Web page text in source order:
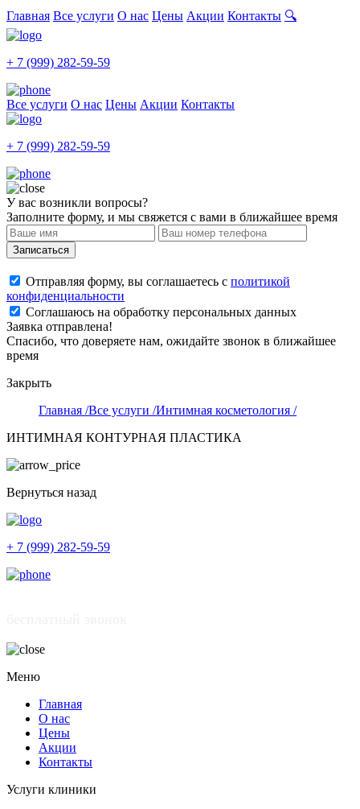
Главная Все услуги О нас Цены Акции Контакты 🔍
+ 7 (999) 282-59-59
Все услуги О нас Цены Акции Контакты
+ 7 (999) 282-59-59
У вас возникли вопросы?
Заполните форму, и мы свяжется с вами в ближайшее время
Записаться
Отправляя форму, вы соглашаетесь с политикой
конфиденциальности
Соглашаюсь на обработку персональных данных
Заявка отправлена!
Спасибо, что доверяете нам, ожидайте звонок в ближайшее
время
Закрыть
Главная /Все услуги /Интимная косметология /
ИНТИМНАЯ КОНТУРНАЯ ПЛАСТИКА
Вернуться назад
+ 7 (999) 282-59-59
Меню
Главная
О нас
Цены
Акции
Контакты
Услуги клиники